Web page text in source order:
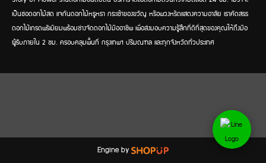
เป็นช่อดอกไม้สด แจกันดอกไม้หรูหรา กระเช้าของขวัญ หรือพวงหรีดแสดงความอาลัย เราคัดสรร
ดอกไม้เกรดพรีเมียมพร้อมช่างจัดดอกไม้มืออาชีพ เพื่อส่งมอบความรู้สึกที่ดีที่สุดของคุณให้ถึงมือ
ผู้รับภายใน 2 ชม. ครอบคลุมพื้นที่ กรุงเทพฯ ปริมณฑล และทุกจังหวัดทั่วประเทศ
Engine by